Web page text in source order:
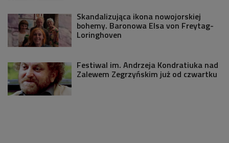
Skandalizująca ikona nowojorskiej
bohemy. Baronowa Elsa von Freytag-
Loringhoven
Festiwal im. Andrzeja Kondratiuka nad
Zalewem Zegrzyńskim już od czwartku